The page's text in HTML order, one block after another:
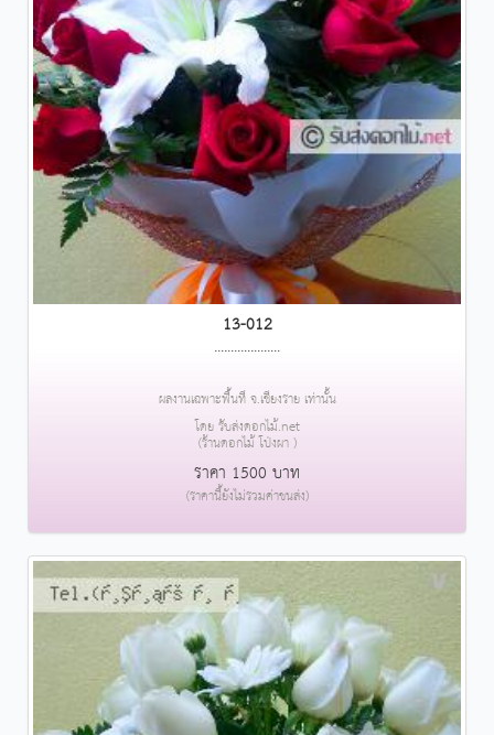
13-012
....................
ผลงานเฉพาะพื้นที่ จ.เชียงราย เท่านั้น
โดย รับส่งดอกไม้.net
(ร้านดอกไม้ โป่งผา )
ราคา 1500 บาท
(ราคานี้ยังไม่รวมค่าขนส่ง)